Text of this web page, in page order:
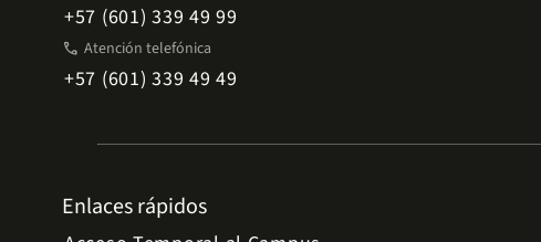
+57 (601) 339 49 99
phone Atención telefónica
+57 (601) 339 49 49
Enlaces rápidos